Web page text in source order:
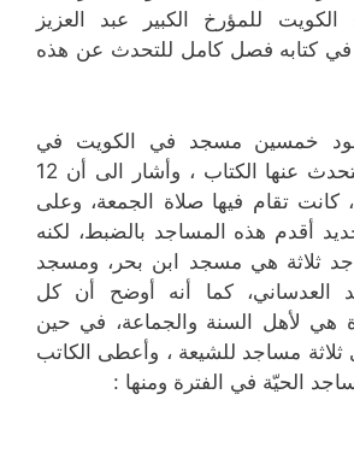
للمؤرخ الكبير عبد العزيز
في كتابه فصل كامل للتحدث عن هذه
خمسين مسجد في الكويت في
الفترة التي كان يتحدث عنها الكتاب ، وأشار الى أن 12
تقام فيها صلاة الجمعة، وعلى
أقدم هذه المساجد بالضبط، لكنه
ثلاثة هي مسجد ابن بحر، ومسجد
العدساني، كما أنه أوضح أن كل
هي لأهل السنة والجماعة، في حين
مساجد للشيعة ، وأعطى الكاتب
الحيّة في الفترة ومنها :